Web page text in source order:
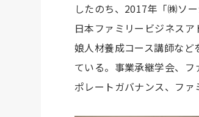
したのち、2017年「㈱ソ
日本ファミリービジネス
娘人材養成コース講師な
ている。事業承継学会、
ポレートガバナンス、ファ